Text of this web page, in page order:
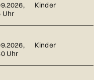
Uhr
Kinder
Uhr
Kinder